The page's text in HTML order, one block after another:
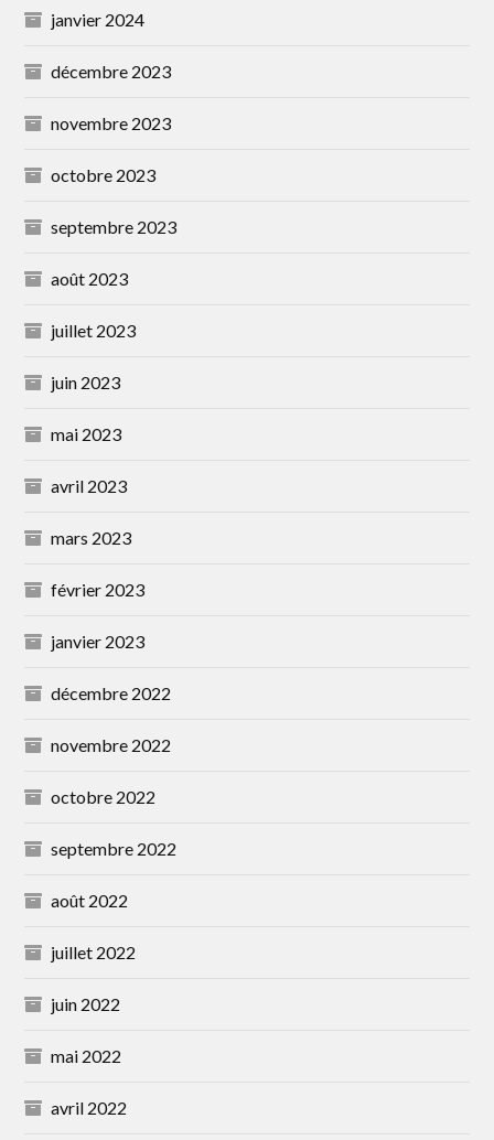
janvier 2024
décembre 2023
novembre 2023
octobre 2023
septembre 2023
août 2023
juillet 2023
juin 2023
mai 2023
avril 2023
mars 2023
février 2023
janvier 2023
décembre 2022
novembre 2022
octobre 2022
septembre 2022
août 2022
juillet 2022
juin 2022
mai 2022
avril 2022